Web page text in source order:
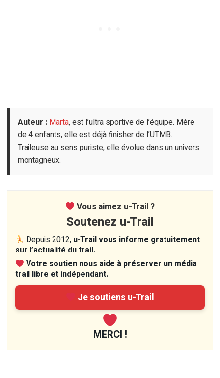
Auteur : Marta, est l’ultra sportive de l’équipe. Mère
de 4 enfants, elle est déjà finisher de l’UTMB.
Traileuse au sens puriste, elle évolue dans un univers
montagneux.
Vous aimez u-Trail ?
Soutenez u-Trail
Depuis 2012, u-Trail vous informe gratuitement
sur l’actualité du trail.
Votre soutien nous aide à préserver un média
trail libre et indépendant.
Je soutiens u-Trail
MERCI !